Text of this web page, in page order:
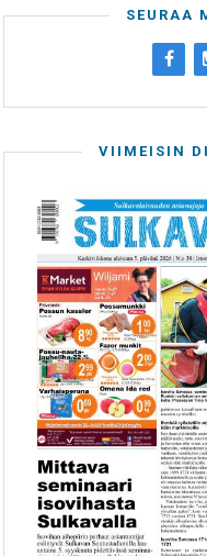
SEURAA
VIIMEISIN